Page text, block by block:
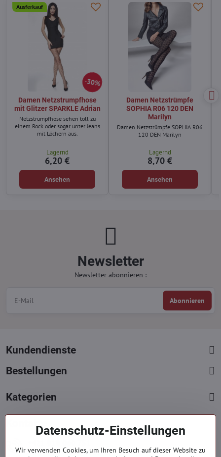
30%
Ausferkauf
Damen Netzstrumpfhose
mit Glitzer SPARKLE Adrian
Netzstrumpfhose sehen toll zu
einem Rock oder sogar unter Jeans
mit Löchern aus.
Lagernd
6,20 €
Ansehen
Damen Netzstrümpfe
SOPHIA R06 120 DEN
Marilyn
Damen Netzstrümpfe SOPHIA R06
120 DEN Marilyn
Lagernd
8,70 €
Ansehen
Newsletter
Newsletter abonnieren :
Abonnieren
Kundendienste
Bestellungen
Kategorien
Kontakte
Mont. - Freit. : 09:00 - 15:00 hod.
Datenschutz-Einstellungen
Wir verwenden Cookies, um Ihren Besuch auf dieser Website zu